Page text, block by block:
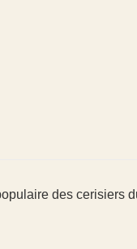
des cerisiers